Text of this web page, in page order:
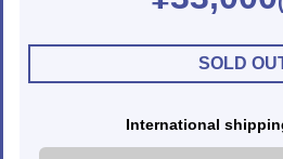
SOLD
International